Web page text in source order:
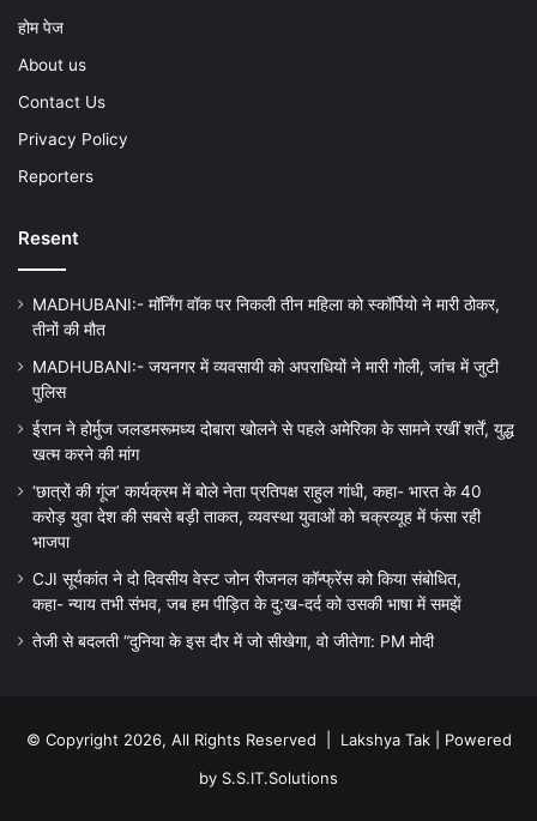
होम पेज
About us
Contact Us
Privacy Policy
Reporters
Resent
MADHUBANI:- मॉर्निंग वॉक पर निकली तीन महिला को स्कॉर्पियो ने मारी ठोकर,
तीनों की मौत
MADHUBANI:- जयनगर में व्यवसायी को अपराधियों ने मारी गोली, जांच में जुटी
पुलिस
ईरान ने होर्मुज जलडमरूमध्य दोबारा खोलने से पहले अमेरिका के सामने रखीं शर्तें, युद्ध
खत्म करने की मांग
‘छात्रों की गूंज’ कार्यक्रम में बोले नेता प्रतिपक्ष राहुल गांधी, कहा- भारत के 40
करोड़ युवा देश की सबसे बड़ी ताकत, व्यवस्था युवाओं को चक्रव्यूह में फंसा रही
भाजपा
CJI सूर्यकांत ने दो दिवसीय वेस्ट जोन रीजनल कॉन्फ्रेंस को किया संबोधित,
कहा- न्याय तभी संभव, जब हम पीड़ित के दु:ख-दर्द को उसकी भाषा में समझें
तेजी से बदलती “दुनिया के इस दौर में जो सीखेगा, वो जीतेगा: PM मोदी
© Copyright 2026, All Rights Reserved | Lakshya Tak| Powered
by S.S.IT.Solutions